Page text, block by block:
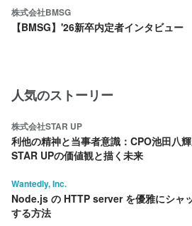
株式会社BMSG
【BMSG】'26新卒内定者インタビュー
人気のストーリー
株式会社STAR UP
利他の精神と当事者意識：CPO池田八
STAR UPの価値観と描く未来
Wantedly, Inc.
Node.js の HTTP server を優雅にシャ
する方法